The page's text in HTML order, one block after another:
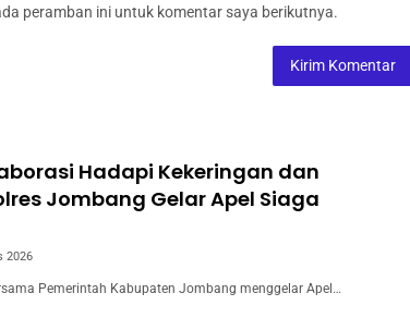
peramban ini untuk komentar saya berikutnya.
Hadapi Kekeringan dan
Jombang Gelar Apel Siaga
2026
Pemerintah Kabupaten Jombang menggelar Apel…